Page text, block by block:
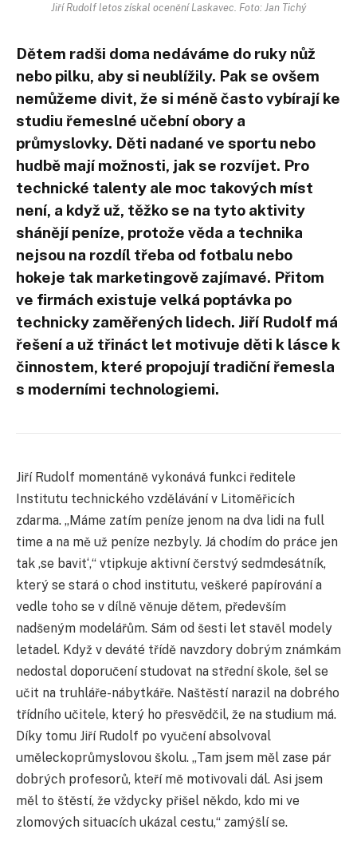
Jiří Rudolf letos získal ocenění Laskavec. Foto: Jan Tichý
Dětem radši doma nedáváme do ruky nůž
nebo pilku, aby si neublížily. Pak se ovšem
nemůžeme divit, že si méně často vybírají ke
studiu řemeslné učební obory a
průmyslovky. Děti nadané ve sportu nebo
hudbě mají možnosti, jak se rozvíjet. Pro
technické talenty ale moc takových míst
není, a když už, těžko se na tyto aktivity
shánějí peníze, protože věda a technika
nejsou na rozdíl třeba od fotbalu nebo
hokeje tak marketingově zajímavé. Přitom
ve firmách existuje velká poptávka po
technicky zaměřených lidech. Jiří Rudolf má
řešení a už třináct let motivuje děti k lásce k
činnostem, které propojují tradiční řemesla
s moderními technologiemi.
Jiří Rudolf momentáně vykonává funkci ředitele
Institutu technického vzdělávání v Litoměřicích
zdarma. „Máme zatím peníze jenom na dva lidi na full
time a na mě už peníze nezbyly. Já chodím do práce jen
tak ,se bavit‘,“ vtipkuje aktivní čerstvý sedmdesátník,
který se stará o chod institutu, veškeré papírování a
vedle toho se v dílně věnuje dětem, především
nadšeným modelářům. Sám od šesti let stavěl modely
letadel. Když v deváté třídě navzdory dobrým známkám
nedostal doporučení studovat na střední škole, šel se
učit na truhláře-nábytkáře. Naštěstí narazil na dobrého
třídního učitele, který ho přesvědčil, že na studium má.
Díky tomu Jiří Rudolf po vyučení absolvoval
uměleckoprůmyslovou školu. „Tam jsem měl zase pár
dobrých profesorů, kteří mě motivovali dál. Asi jsem
měl to štěstí, že vždycky přišel někdo, kdo mi ve
zlomových situacích ukázal cestu,“ zamýšlí se.